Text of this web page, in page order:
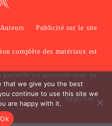
Auteurs Publicité sur le site
complète des matériaux est
est autorisée avec un
hyperlien.
that we give you the best
continue to use this site we
are happy with it.
Ok